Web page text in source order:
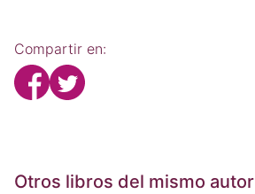
Compartir en:
Otros libros del mismo autor